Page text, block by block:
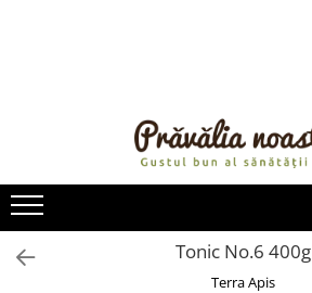
ULEIURI ȘI UNTURI
MĂSLINE
FRUCTE DESHIDRATATE
Tonic No.6 400g
Terra Apis